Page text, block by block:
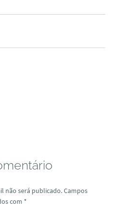
não será publicado.Campos
com *